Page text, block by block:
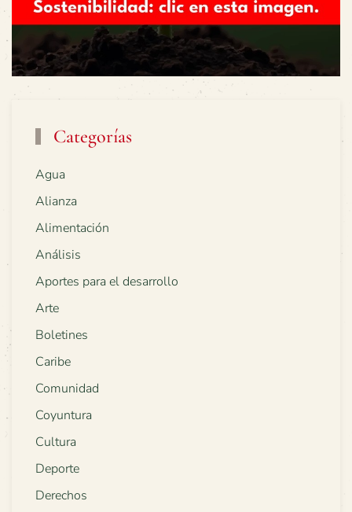
Categorías
Agua
Alianza
Alimentación
Análisis
Aportes para el desarrollo
Arte
Boletines
Caribe
Comunidad
Coyuntura
Cultura
Deporte
Derechos